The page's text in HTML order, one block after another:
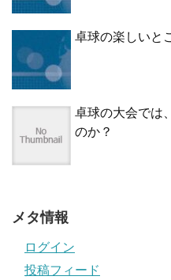
卓球の楽しいと
卓球の大会では
のか？
メタ情報
ログイン
投稿フィード